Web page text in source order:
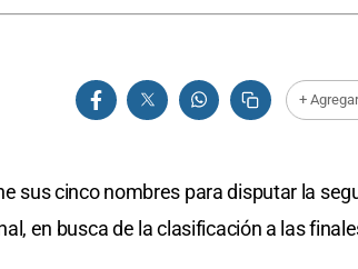
+
sus cinco nombres para disputar la
en busca de la clasificación a las